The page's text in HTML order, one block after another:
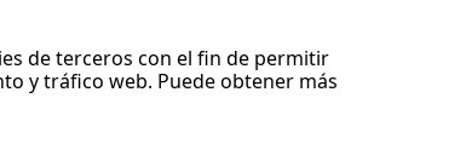
de terceros con el fin de permitir
y tráfico web. Puede obtener más